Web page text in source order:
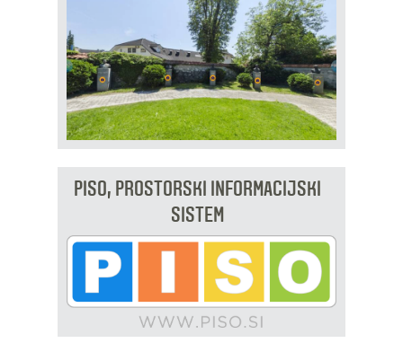
PISO, PROSTORSKI INFORMACIJSKI
SISTEM